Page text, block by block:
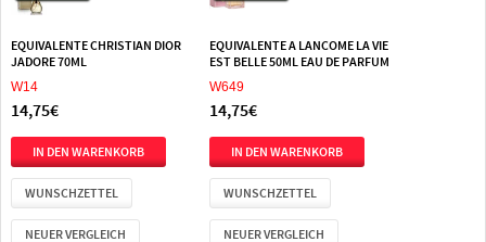
EQUIVALENTE CHRISTIAN DIOR
JADORE 70ML
W14
14,75€
WUNSCHZETTEL
NEUER VERGLEICH
EQUIVALENTE A LANCOME LA VIE
EST BELLE 50ML EAU DE PARFUM
W649
14,75€
WUNSCHZETTEL
NEUER VERGLEICH